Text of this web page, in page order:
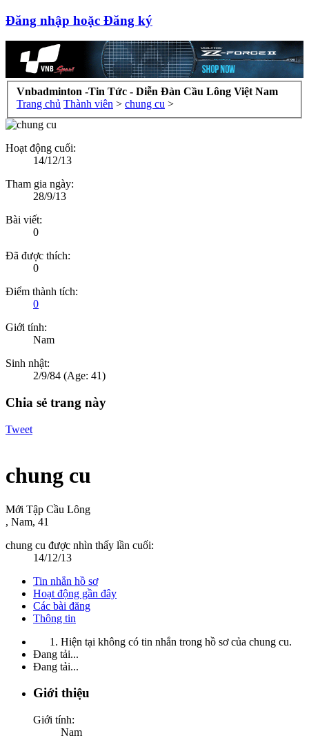
Đăng nhập hoặc Đăng ký
Vnbadminton -Tin Tức - Diễn Đàn Cầu Lông Việt Nam
Trang chủ Thành viên > chung cu >
Hoạt động cuối:
14/12/13
Tham gia ngày:
28/9/13
Bài viết:
0
Đã được thích:
0
Điểm thành tích:
0
Giới tính:
Nam
Sinh nhật:
2/9/84 (Age: 41)
Chia sẻ trang này
Tweet
chung cu
Mới Tập Cầu Lông
, Nam, 41
chung cu được nhìn thấy lần cuối:
14/12/13
Tin nhắn hồ sơ
Hoạt động gần đây
Các bài đăng
Thông tin
Hiện tại không có tin nhắn trong hồ sơ của chung cu.
Đang tải...
Đang tải...
Giới thiệu
Giới tính:
Nam